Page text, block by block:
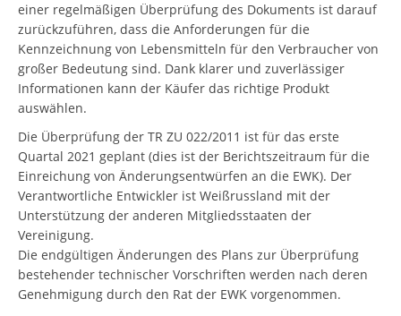
einer regelmäßigen Überprüfung des Dokuments ist darauf
zurückzuführen, dass die Anforderungen für die
Kennzeichnung von Lebensmitteln für den Verbraucher von
großer Bedeutung sind. Dank klarer und zuverlässiger
Informationen kann der Käufer das richtige Produkt
auswählen.
Die Überprüfung der TR ZU 022/2011 ist für das erste
Quartal 2021 geplant (dies ist der Berichtszeitraum für die
Einreichung von Änderungsentwürfen an die EWK). Der
Verantwortliche Entwickler ist Weißrussland mit der
Unterstützung der anderen Mitgliedsstaaten der
Vereinigung.
Die endgültigen Änderungen des Plans zur Überprüfung
bestehender technischer Vorschriften werden nach deren
Genehmigung durch den Rat der EWK vorgenommen.